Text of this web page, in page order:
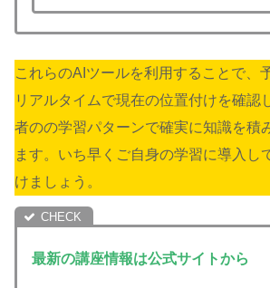
これらのAIツールを利用することで、
リアルタイムで現在の位置付けを確認
者のの学習パターンで確実に知識を積
ます。いち早くご自身の学習に導入し
けましょう。
最新の講座情報は公式サイトから